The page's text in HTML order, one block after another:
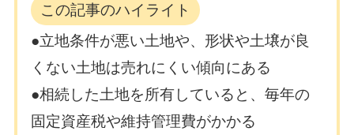
この記事のハイライト
●立地条件が悪い土地や、形状や土壌が良
くない土地は売れにくい傾向にある
●相続した土地を所有していると、毎年の
固定資産税や維持管理費がかかる